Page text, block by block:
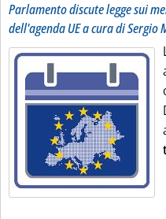
Parlamento discute legge sui
dell'agenda UE a cura di Sergio